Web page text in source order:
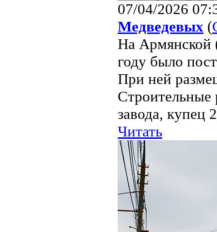
07/04/2026
Медведевых (
На Армянской
году было
При ней
Строительные
завода, купец
Читать